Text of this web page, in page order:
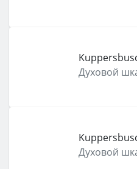
Духовой
Духовой